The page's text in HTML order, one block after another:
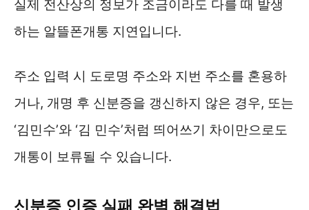
실제 전산상의 정보가 조금이라도 다를 때 발생
하는 알뜰폰개통 지연입니다.
주소 입력 시 도로명 주소와 지번 주소를 혼용하
거나, 개명 후 신분증을 갱신하지 않은 경우, 또는
‘김민수’와 ‘김 민수’처럼 띄어쓰기 차이만으로도
개통이 보류될 수 있습니다.
신분증 인증 실패 완벽 해결법